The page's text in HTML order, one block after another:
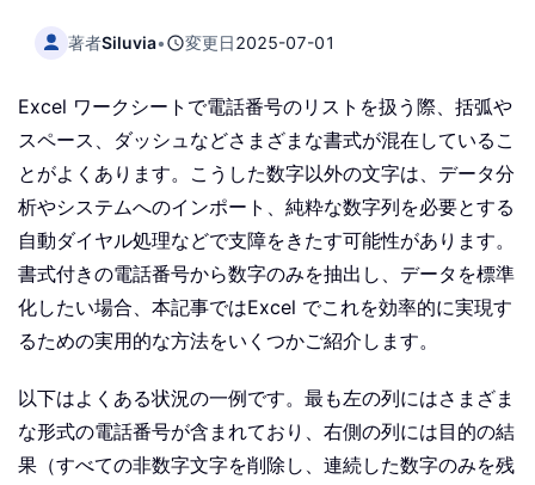
著者Siluvia• 変更日2025-07-01
Excel ワークシートで電話番号のリストを扱う際、括弧や
スペース、ダッシュなどさまざまな書式が混在しているこ
とがよくあります。こうした数字以外の文字は、データ分
析やシステムへのインポート、純粋な数字列を必要とする
自動ダイヤル処理などで支障をきたす可能性があります。
書式付きの電話番号から数字のみを抽出し、データを標準
化したい場合、本記事ではExcel でこれを効率的に実現す
るための実用的な方法をいくつかご紹介します。
以下はよくある状況の一例です。最も左の列にはさまざま
な形式の電話番号が含まれており、右側の列には目的の結
果（すべての非数字文字を削除し、連続した数字のみを残